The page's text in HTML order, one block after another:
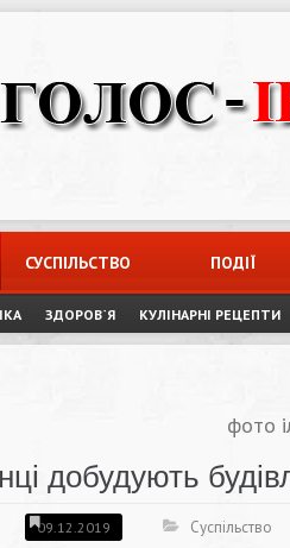
СУСПІЛЬСТВО ПОДІЇ
ЗДОРОВ`Я КУЛІНАРНІ РЕЦЕПТИ
фото
добудують
09.12.2019 Суспільство